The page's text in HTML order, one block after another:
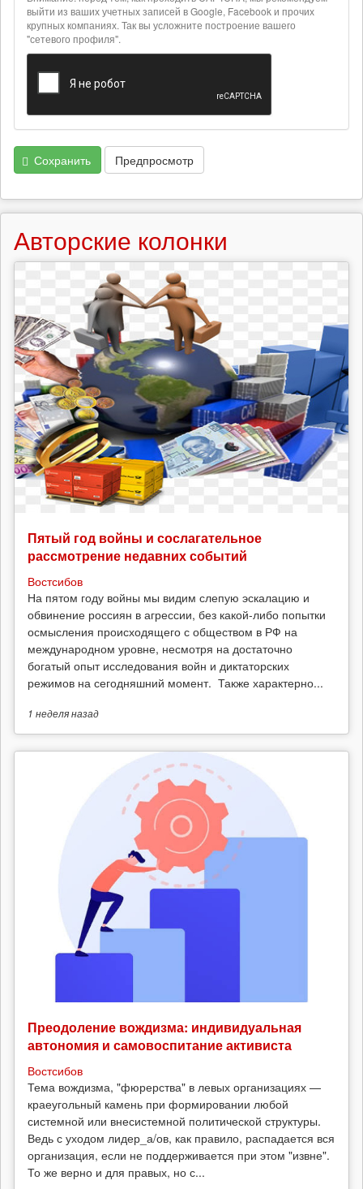
текстовых
форматах
выйти из ваших учетных записей в Google, Facebook и прочих
крупных компаниях. Так вы усложните построение вашего
"сетевого профиля".
Сохранить Предпросмотр
Авторские колонки
Пятый год войны и сослагательное
рассмотрение недавних событий
Востсибов
На пятом году войны мы видим слепую эскалацию и
обвинение россиян в агрессии, без какой-либо попытки
осмысления происходящего с обществом в РФ на
международном уровне, несмотря на достаточно
богатый опыт исследования войн и диктаторских
режимов на сегодняшний момент. Также характерно...
1 неделяназад
Преодоление вождизма: индивидуальная
автономия и самовоспитание активиста
Востсибов
Тема вождизма, "фюрерства" в левых организациях —
краеугольный камень при формировании любой
системной или внесистемной политической структуры.
Ведь с уходом лидер_а/ов, как правило, распадается вся
организация, если не поддерживается при этом "извне".
То же верно и для правых, но с...